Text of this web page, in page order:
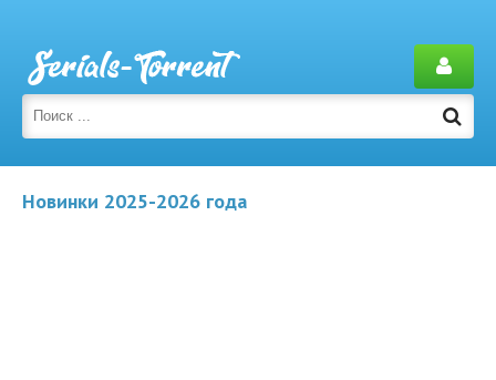
Новинки 2025-2026 года